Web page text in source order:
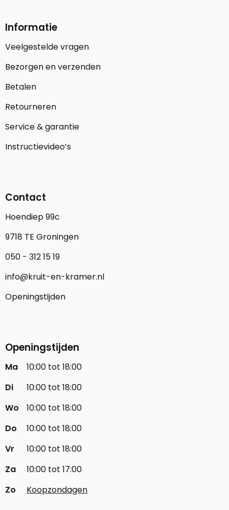
Informatie
Veelgestelde vragen
Bezorgen en verzenden
Betalen
Retourneren
Service & garantie
Instructievideo’s
Contact
Hoendiep 99c
9718 TE Groningen
050 - 312 15 19
info@kruit-en-kramer.nl
Openingstijden
Openingstijden
Ma
10:00 tot 18:00
Di
10:00 tot 18:00
Wo
10:00 tot 18:00
Do
10:00 tot 18:00
Vr
10:00 tot 18:00
Za
10:00 tot 17:00
Zo
Koopzondagen